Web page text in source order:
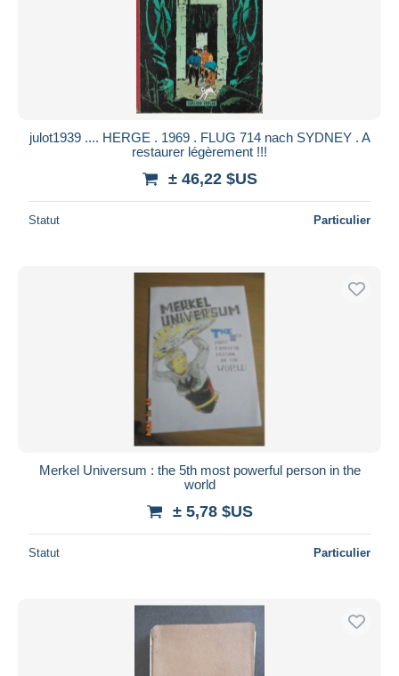
julot1939 .... HERGE . 1969 . FLUG 714 nach SYDNEY . A
restaurer légèrement !!!
± 46,22 $US
Statut Particulier
Merkel Universum : the 5th most powerful person in the
world
± 5,78 $US
Statut Particulier